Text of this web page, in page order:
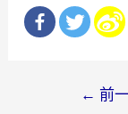
← 前